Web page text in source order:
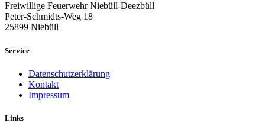
Freiwillige Feuerwehr Niebüll-Deezbüll
Peter-Schmidts-Weg 18
25899 Niebüll
Service
Datenschutzerklärung
Kontakt
Impressum
Links